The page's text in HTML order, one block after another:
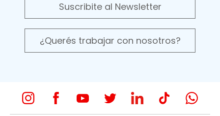
Suscribite al Newsletter
¿Querés trabajar con nosotros?